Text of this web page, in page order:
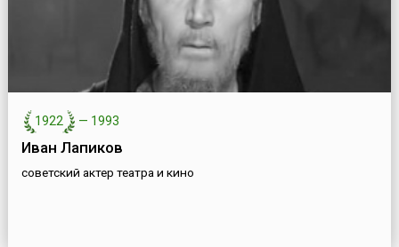
1922 — 1993
Иван Лапиков
советский актер театра и кино